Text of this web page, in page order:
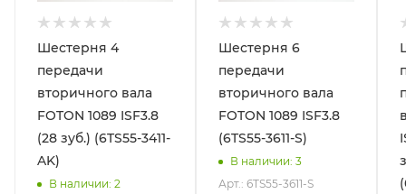
Шестерня 4
передачи
вторичного вала
FOTON 1089 ISF3.8
(28 зуб.) (6TS55-3411-
AK)
В наличии: 2
Шестерня 6
передачи
вторичного вала
FOTON 1089 ISF3.8
(6TS55-3611-S)
В наличии: 3
Арт.: 6TS55-3611-S